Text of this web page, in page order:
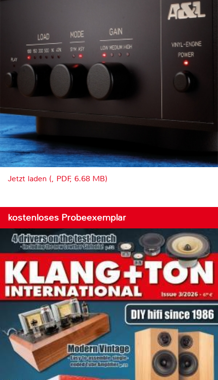
Jetzt laden (, PDF, 6.68 MB)
kostenloses Probeexemplar